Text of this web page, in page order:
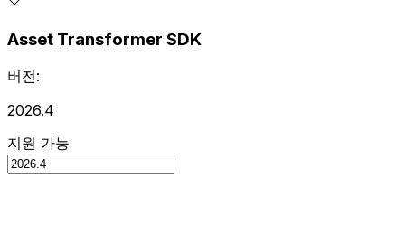
Asset Transformer SDK
버전:
2026.4
지원 가능